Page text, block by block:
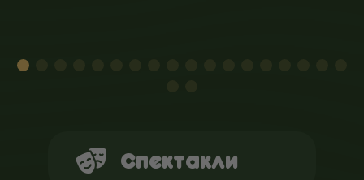
Спектакли